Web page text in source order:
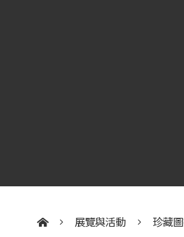
展覽與活動 珍藏